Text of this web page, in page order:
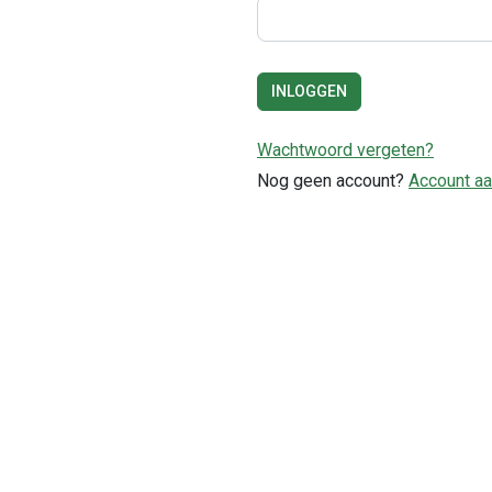
INLOGGEN
Wachtwoord vergeten?
Nog geen account? Account